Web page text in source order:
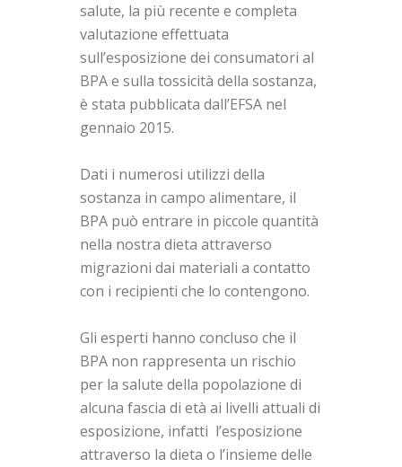
salute, la più recente e completa
valutazione effettuata
sull’esposizione dei consumatori al
BPA e sulla tossicità della sostanza,
è stata pubblicata dall’EFSA nel
gennaio 2015.
Dati i numerosi utilizzi della
sostanza in campo alimentare, il
BPA può entrare in piccole quantità
nella nostra dieta attraverso
migrazioni dai materiali a contatto
con i recipienti che lo contengono.
Gli esperti hanno concluso che il
BPA non rappresenta un rischio
per la salute della popolazione di
alcuna fascia di età ai livelli attuali di
esposizione, infatti l’esposizione
attraverso la dieta o l’insieme delle